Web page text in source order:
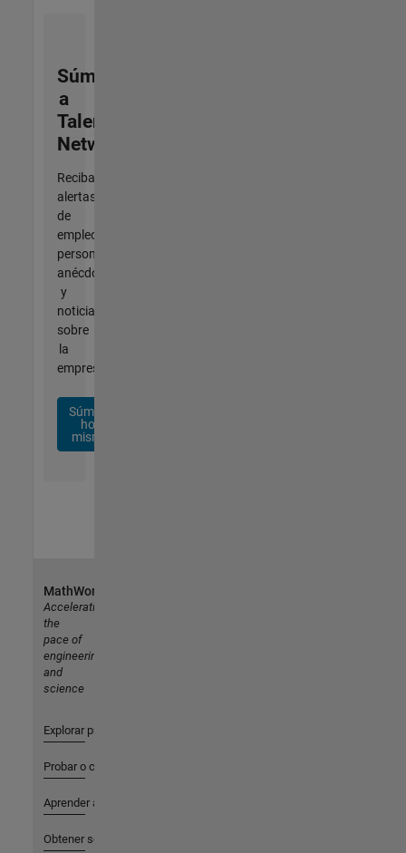
Súmese
a
Talent
Network
Reciba
alertas
de
empleo
personalizadas,
anécdotas
y
noticias
sobre
la
empresa.
Súmese
hoy
mismo
MathWorks
Accelerating
the
pace of
engineering
and
science
Explorar productos
Probar o comprar
Aprender a utilizar
Obtener soporte